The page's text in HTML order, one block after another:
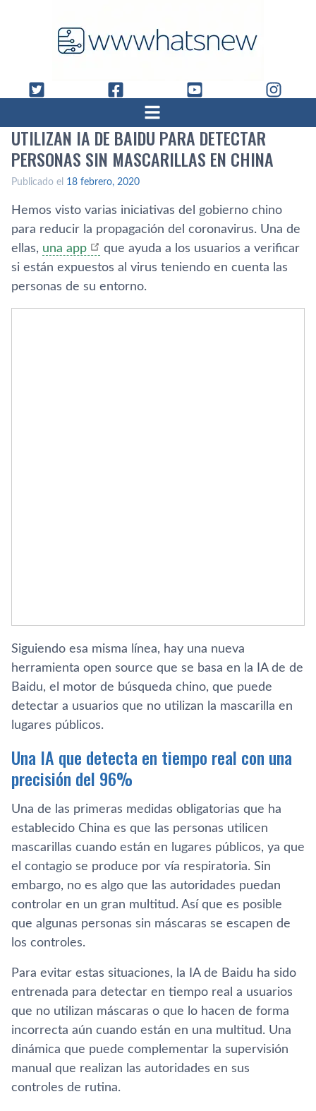
UTILIZAN IA DE BAIDU PARA DETECTAR
PERSONAS SIN MASCARILLAS EN CHINA
Publicado el 18 febrero, 2020
Hemos visto varias iniciativas del gobierno chino
para reducir la propagación del coronavirus. Una de
ellas, una app
que ayuda a los usuarios a verificar
si están expuestos al virus teniendo en cuenta las
personas de su entorno.
Siguiendo esa misma línea, hay una nueva
herramienta open source que se basa en la IA de de
Baidu, el motor de búsqueda chino, que puede
detectar a usuarios que no utilizan la mascarilla en
lugares públicos.
Una IA que detecta en tiempo real con una
precisión del 96%
Una de las primeras medidas obligatorias que ha
establecido China es que las personas utilicen
mascarillas cuando están en lugares públicos, ya que
el contagio se produce por vía respiratoria. Sin
embargo, no es algo que las autoridades puedan
controlar en un gran multitud. Así que es posible
que algunas personas sin máscaras se escapen de
los controles.
Para evitar estas situaciones, la IA de Baidu ha sido
entrenada para detectar en tiempo real a usuarios
que no utilizan máscaras o que lo hacen de forma
incorrecta aún cuando están en una multitud. Una
dinámica que puede complementar la supervisión
manual que realizan las autoridades en sus
controles de rutina.